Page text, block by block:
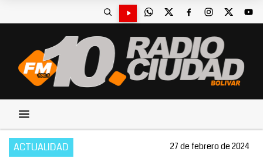
ACTUALIDAD 27 de febrero de 2024